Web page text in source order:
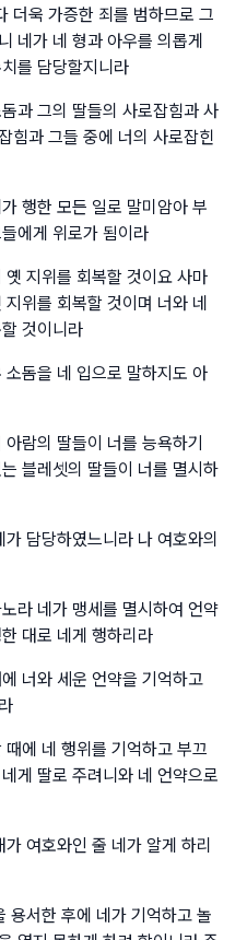
더욱 가증한 죄를 범하므로 그
네가 네 형과 아우를 의롭게
를 담당할지니라
과 그의 딸들의 사로잡힘과 사
힘과 그들 중에 너의 사로잡힌
행한 모든 일로 말미암아 부
에게 위로가 됨이라
지위를 회복할 것이요 사마
위를 회복할 것이며 너와 네
것이니라
돔을 네 입으로 말하지도 아
람의 딸들이 너를 능욕하기
블레셋의 딸들이 너를 멸시하
담당하였느니라 나 여호와의
라 네가 맹세를 멸시하여 언약
대로 네게 행하리라
너와 세운 언약을 기억하고
에 네 행위를 기억하고 부끄
게 딸로 주려니와 네 언약으로
여호와인 줄 네가 알게 하리
용서한 후에 네가 기억하고 놀